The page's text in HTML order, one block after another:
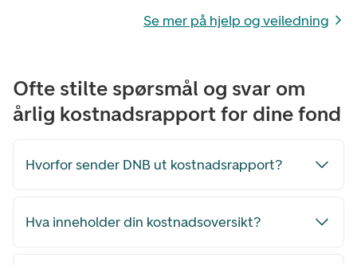
Se mer på hjelp og veiledning
Ofte stilte spørsmål og svar om
årlig kostnadsrapport for dine fond
Hvorfor sender DNB ut kostnadsrapport?
Hva inneholder din kostnadsoversikt?